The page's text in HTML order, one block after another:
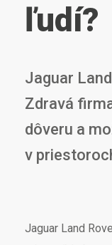
ľudí?
Jaguar
Zdravá
dôveru a
v
Jaguar Land